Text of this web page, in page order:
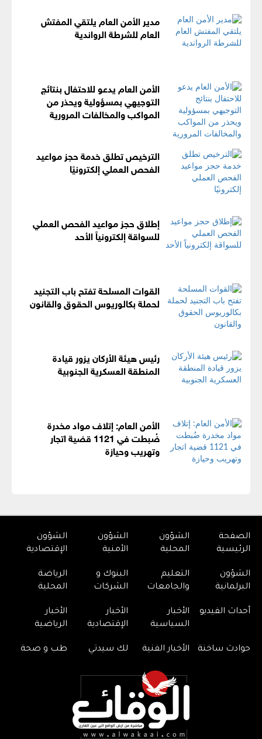
مدير الأمن العام يلتقي المفتش
العام للشرطة الرواندية
الأمن العام يدعو للاحتفال بنتائج
التوجيهي بمسؤولية ويحذر من
المواكب والمخالفات المرورية
الترخيص تطلق خدمة حجز مواعيد
الفحص العملي إلكترونيًا
إطلاق حجز مواعيد الفحص العملي
للسواقة إلكترونياً الأحد
القوات المسلحة تفتح باب التجنيد
لحملة بكالوريوس الحقوق والقانون
رئيس هيئة الأركان يزور قيادة
المنطقة العسكرية الجنوبية
الأمن العام: إتلاف مواد مخدرة
ضُبطت في 1121 قضية اتجار
وتهريب وحيازة
الصفحة
الرئيسية
الشؤون
المحلية
الشؤون
الأمنية
الشؤون
الإقتصادية
الشؤون
البرلمانية
التعليم
والجامعات
البنوك و
الشركات
الرياضة
المحلية
أحداث الفيديو
الأخبار
السياسية
الأخبار
الإقتصادية
الأخبار
الرياضية
حوادث ساخنة الأخبار الفنية لك سيدتي طب و صحة